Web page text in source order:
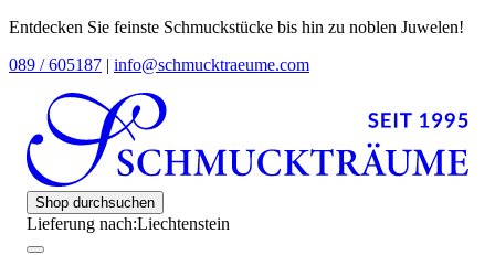
Entdecken Sie feinste Schmuckstücke bis hin zu noblen Juwelen!
089 / 605187 | info@schmucktraeume.com
Shop durchsuchen
Lieferung nach:Liechtenstein